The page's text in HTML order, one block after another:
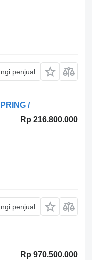
penjual
/
Rp 216.800.000
penjual
Rp 970.500.000